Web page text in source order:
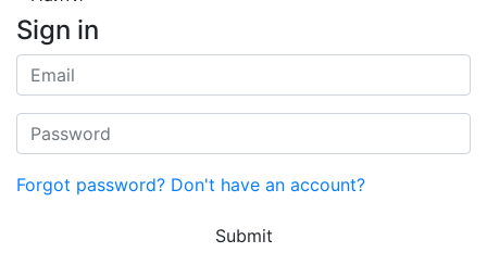
Sign in
Forgot password? Don't have an account?
Submit